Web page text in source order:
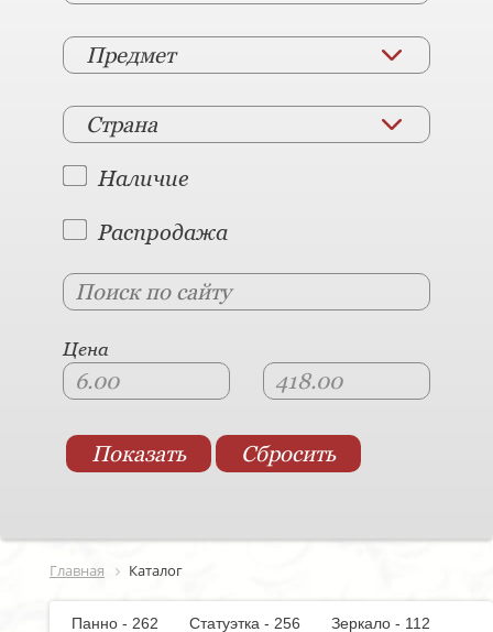
Предмет
Страна
Наличие
Распродажа
Цена
Главная Каталог
Панно - 262 Статуэтка - 256
Зеркало - 112